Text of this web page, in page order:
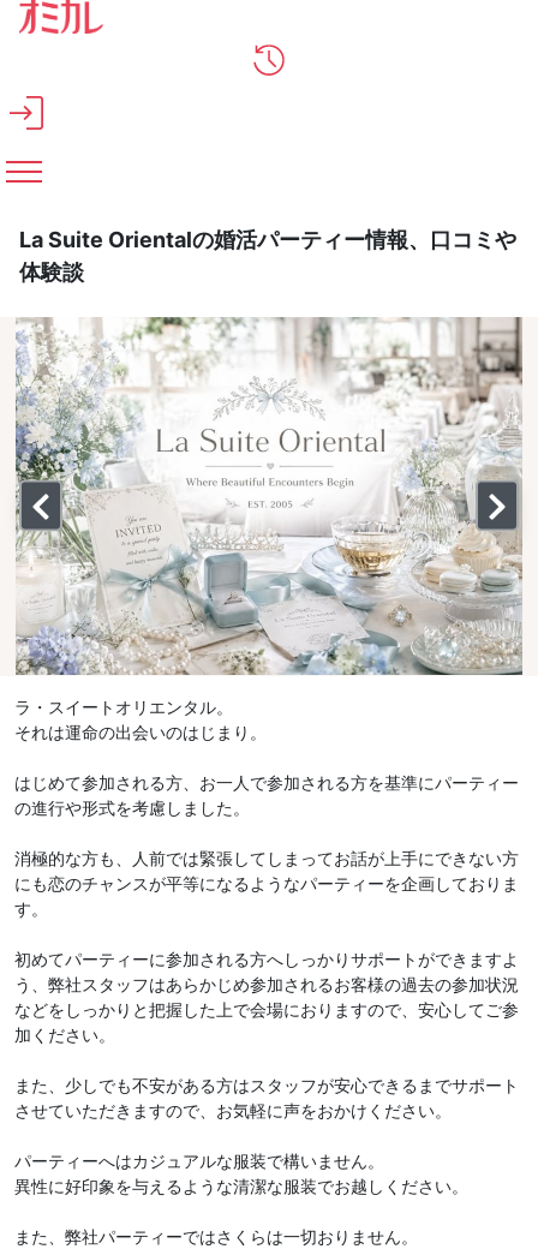
メインコンテンツへスキップ
La Suite Orientalの婚活パーティー情報、口コミや
体験談
ラ・スイートオリエンタル。
それは運命の出会いのはじまり。
はじめて参加される方、お一人で参加される方を基準にパーティー
の進行や形式を考慮しました。
消極的な方も、人前では緊張してしまってお話が上手にできない方
にも恋のチャンスが平等になるようなパーティーを企画しておりま
す。
初めてパーティーに参加される方へしっかりサポートができますよ
う、弊社スタッフはあらかじめ参加されるお客様の過去の参加状況
などをしっかりと把握した上で会場におりますので、安心してご参
加ください。
また、少しでも不安がある方はスタッフが安心できるまでサポート
させていただきますので、お気軽に声をおかけください。
パーティーへはカジュアルな服装で構いません。
異性に好印象を与えるような清潔な服装でお越しください。
また、弊社パーティーではさくらは一切おりません。